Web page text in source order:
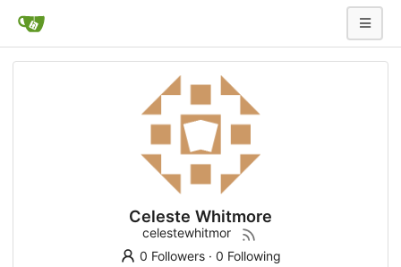
Celeste Whitmore
celestewhitmor
0 Followers· 0 Following